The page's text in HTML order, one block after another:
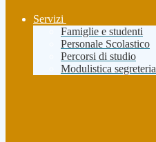
Servizi
Famiglie e studenti
Personale Scolastico
Percorsi di studio
Modulistica segreteria